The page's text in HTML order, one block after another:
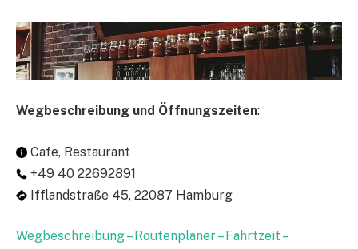
Wegbeschreibung und Öffnungszeiten:
Cafe, Restaurant
+49 40 22692891
Ifflandstraße 45, 22087 Hamburg
Wegbeschreibung – Routenplaner – Fahrtzeit –